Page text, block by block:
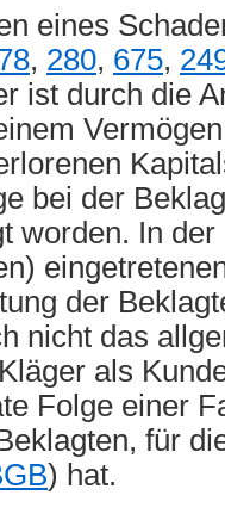
eines
, 280, 675,
ist durch die
bei der
worden. In
der
nicht das
als
Folge einer
für
) hat.